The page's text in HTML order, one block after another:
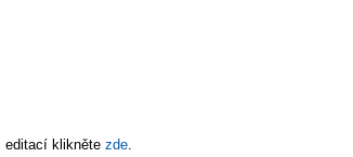
editací klikněte zde